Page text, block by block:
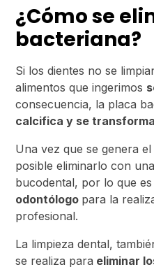
¿Cómo se
bacteriana?
Si los dientes no se
alimentos que ingerimos
consecuencia, la placa
calcifica y se
Una vez que se genera
posible eliminarlo con
bucodental, por lo que
odontólogo para la
profesional.
La limpieza dental,
se realiza para eliminar